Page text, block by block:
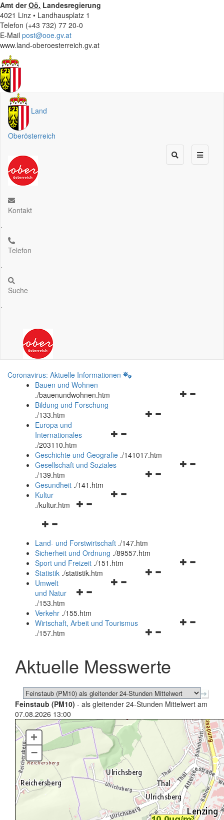
Amt derOö. Landesregierung
4021 Linz • Landhausplatz 1
Telefon (+43 732) 77 20-0
E-Mail post@ooe.gv.at
www.land-oberoesterreich.gv.at
Land
Oberösterreich
Kontakt
.
Telefon
.
Suche
.
Coronavirus: Aktuelle Informationen
Bauen und Wohnen
./bauenundwohnen.htm
Navigationsmenü
Bildung und Forschung
./133.htm
Navigationsmenü
und
schließen
Europa und
Internationales
./203110.htm
Geschichte und Geografie ./141017.htm
Navigationsmenü
Gesellschaft und Soziales
./139.htm
Navigationsmenü
Gesundheit ./141.htm
Navigationsmenü
Kultur
./kultur.htm
Navigationsmenü
und
schließen
Land- und Forstwirtschaft ./147.htm
Sicherheit und Ordnung ./89557.htm
Navigationsmenü
Sport und Freizeit ./151.htm
Navigationsmenü
Statistik ./statistik.htm
Navigationsmenü
und
schließen
Umwelt
und Natur
./153.htm
Verkehr ./155.htm
Navigationsmenü
schließen
Wirtschaft, Arbeit und Tourismus
./157.htm
Aktuelle Messwerte
Feinstaub (PM10) - als gleitender 24-Stunden Mittelwert am
07.08.2026 13:00
+
–